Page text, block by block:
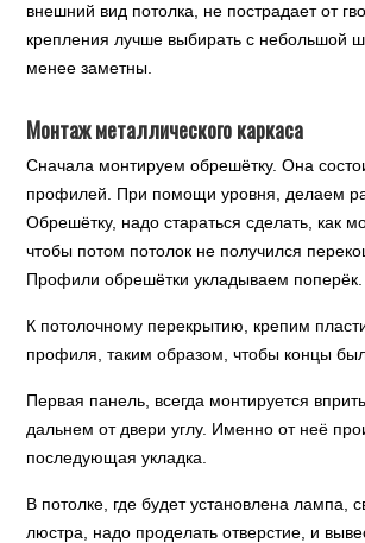
внешний вид потолка, не пострадает от
крепления лучше выбирать с небольшой
менее заметны.
Монтаж металлического каркаса
Сначала монтируем обрешётку. Она
профилей. При помощи уровня, делаем
Обрешётку, надо стараться сделать, как
чтобы потом потолок не получился
Профили обрешётки укладываем поперёк.
К потолочному перекрытию, крепим
профиля, таким образом, чтобы концы
Первая панель, всегда монтируется
дальнем от двери углу. Именно от неё
последующая укладка.
В потолке, где будет установлена лампа,
люстра, надо проделать отверстие, и